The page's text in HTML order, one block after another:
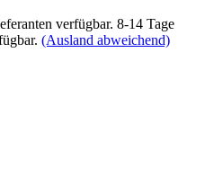
8-14 Tage
(Ausland abweichend)